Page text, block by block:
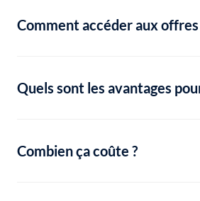
Comment accéder aux
Quels sont les avantages
Combien ça coûte ?